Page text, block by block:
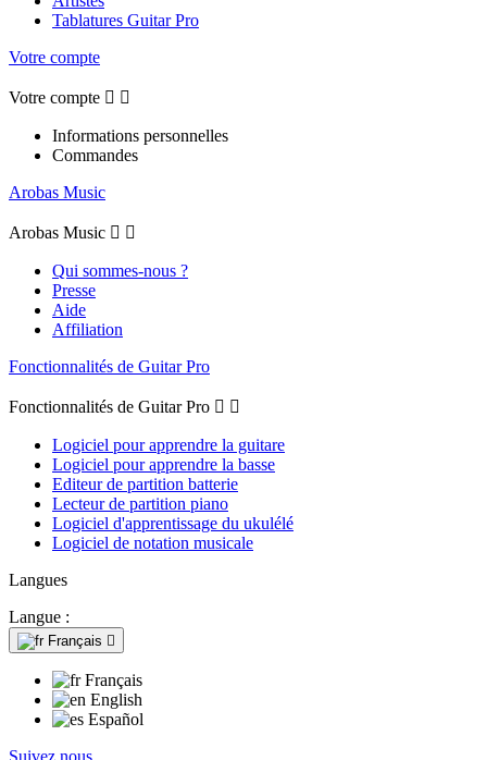
Tablatures Guitar Pro
Votre compte
Votre compte  
Informations personnelles
Commandes
Arobas Music
Arobas Music  
Qui sommes-nous ?
Presse
Aide
Affiliation
Fonctionnalités de Guitar Pro
Fonctionnalités de Guitar Pro  
Logiciel pour apprendre la guitare
Logiciel pour apprendre la basse
Editeur de partition batterie
Lecteur de partition piano
Logiciel d'apprentissage du ukulélé
Logiciel de notation musicale
Langues
Langue :
Français 
Français
English
Español
Suivez nous